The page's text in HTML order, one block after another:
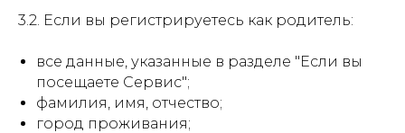
3.2. Если вы регистрируетесь как родитель:
все данные, указанные в разделе "Если вы
посещаете Сервис";
фамилия, имя, отчество;
город проживания;